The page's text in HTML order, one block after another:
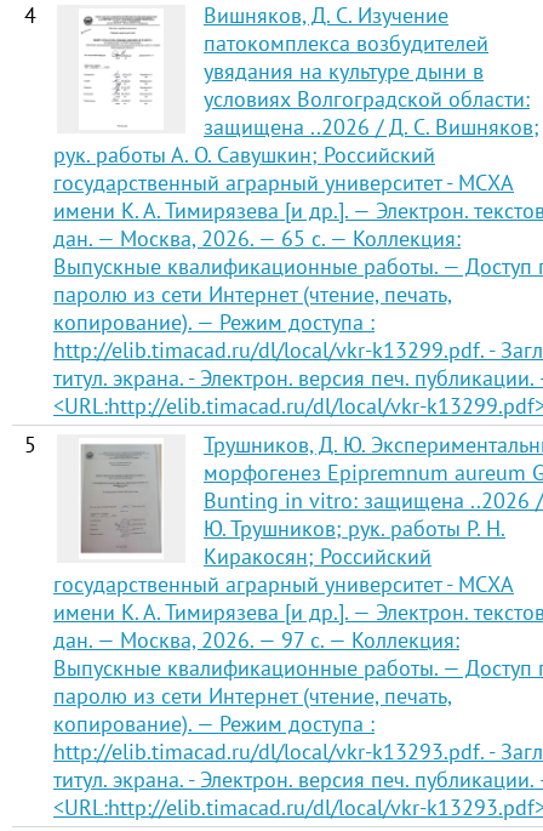
4
Вишняков, Д. С. Изучение
патокомплекса возбудителей
увядания на культуре дыни в
условиях Волгоградской области:
защищена ..2026 / Д. С. Вишняков;
рук. работы А. О. Савушкин; Российский
государственный аграрный университет - МСХА
имени К. А. Тимирязева [и др.]. — Электрон.
дан. — Москва, 2026. — 65 с. — Коллекция:
Выпускные квалификационные работы. — Доступ
паролю из сети Интернет (чтение, печать,
копирование). — Режим доступа :
http://elib.timacad.ru/dl/local/vkr-k13299.pdf. -
титул. экрана. - Электрон. версия печ.
<URL:http://elib.timacad.ru/dl/local/vkr-
5
Трушников, Д. Ю.
морфогенез Epipremnum aureum
Bunting in vitro: защищена ..2026
Ю. Трушников; рук. работы Р. Н.
Киракосян; Российский
государственный аграрный университет - МСХА
имени К. А. Тимирязева [и др.]. — Электрон.
дан. — Москва, 2026. — 97 с. — Коллекция:
Выпускные квалификационные работы. — Доступ
паролю из сети Интернет (чтение, печать,
копирование). — Режим доступа :
http://elib.timacad.ru/dl/local/vkr-k13293.pdf. -
титул. экрана. - Электрон. версия печ.
<URL:http://elib.timacad.ru/dl/local/vkr-